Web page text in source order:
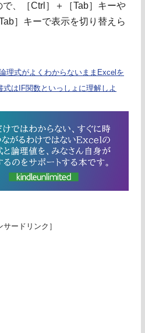
、［Ctrl］＋［Tab］キーや
］キーで表示を切り替えら
理式がよくわからないままExcelを
はIF関数といっしょに理解しよ
サードリンク］